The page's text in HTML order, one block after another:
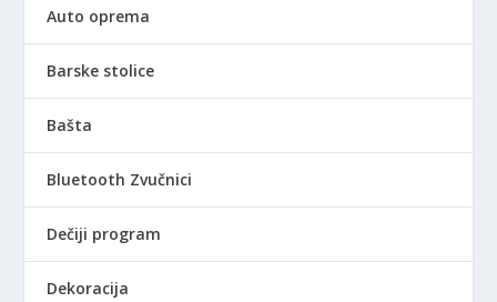
,
0
R
S
.
,
0
R
S
.
Auto oprema
Barske stolice
Bašta
Bluetooth Zvučnici
Dečiji program
Dekoracija